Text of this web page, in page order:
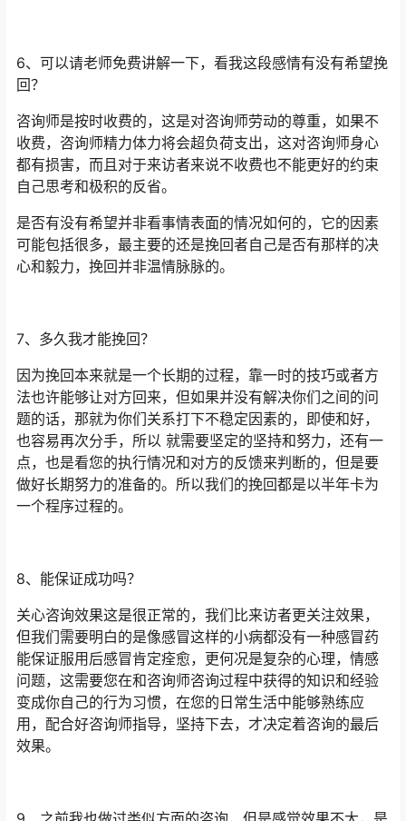
6、可以请老师免费讲解一下，看我这段感情有没有希望挽
回？
咨询师是按时收费的，这是对咨询师劳动的尊重，如果不
收费，咨询师精力体力将会超负荷支出，这对咨询师身心
都有损害，而且对于来访者来说不收费也不能更好的约束
自己思考和极积的反省。
是否有没有希望并非看事情表面的情况如何的，它的因素
可能包括很多，最主要的还是挽回者自己是否有那样的决
心和毅力，挽回并非温情脉脉的。
7、多久我才能挽回？
因为挽回本来就是一个长期的过程，靠一时的技巧或者方
法也许能够让对方回来，但如果并没有解决你们之间的问
题的话，那就为你们关系打下不稳定因素的，即使和好，
也容易再次分手，所以 就需要坚定的坚持和努力，还有一
点，也是看您的执行情况和对方的反馈来判断的，但是要
做好长期努力的准备的。所以我们的挽回都是以半年卡为
一个程序过程的。
8、能保证成功吗？
关心咨询效果这是很正常的，我们比来访者更关注效果，
但我们需要明白的是像感冒这样的小病都没有一种感冒药
能保证服用后感冒肯定痊愈，更何况是复杂的心理，情感
问题，这需要您在和咨询师咨询过程中获得的知识和经验
变成你自己的行为习惯，在您的日常生活中能够熟练应
用，配合好咨询师指导，坚持下去，才决定着咨询的最后
效果。